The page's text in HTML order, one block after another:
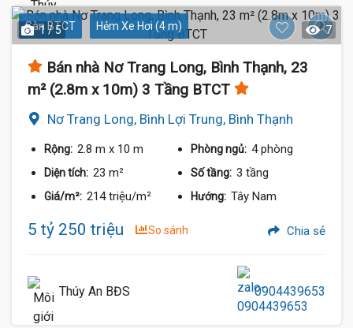
Sàn BTCT Hẻm Xe Hơi (4 m)
1 / 5 7
Bán nhà Nơ Trang Long, Bình Thạnh, 23
m² (2.8m x 10m) 3 Tầng BTCT
Nơ Trang Long, Bình Lợi Trung, Bình Thạnh
Rộng: 2.8 m x 10 m Phòng ngủ: 4 phòng
Diện tích: 23 m² Số tầng: 3 tầng
Giá/m²: 214 triệu/m² Hướng: Tây Nam
5 tỷ 250 triệu So sánh Chia sẻ
Thúy An BĐS 0904439653